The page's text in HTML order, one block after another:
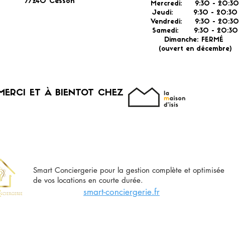
Mercredi: 9:30 - 20:30
Jeudi: 9:30 - 20:30
Vendredi: 9:30 - 20:30
Samedi: 9:30 - 20:30
Dimanche: FERMÉ
(ouvert en décembre)
ET À BIENTOT CHEZ
Smart Conciergerie pour la gestion complète et optimisée
de vos locations en courte durée.
smart-conciergerie.fr